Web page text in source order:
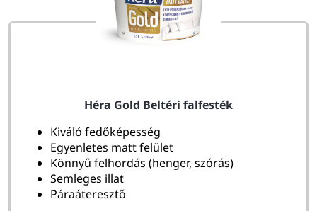
Héra Gold Beltéri falfesték
Kiváló fedőképesség
Egyenletes matt felület
Könnyű felhordás (henger, szórás)
Semleges illat
Páraáteresztő